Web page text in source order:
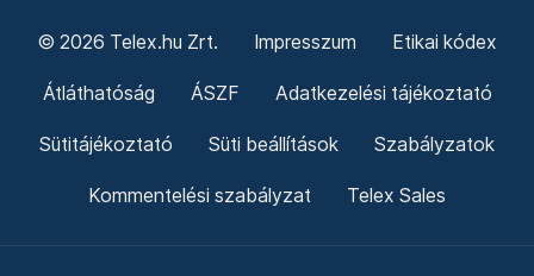
© 2026 Telex.hu Zrt. Impresszum Etikai kódex
Átláthatóság ÁSZF Adatkezelési tájékoztató
Sütitájékoztató Süti beállítások Szabályzatok
Kommentelési szabályzat Telex Sales